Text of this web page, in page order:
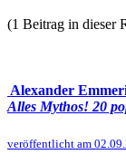
(1 Beitrag in dieser
Alexander
Alles Mythos! 20
veröffentlicht am